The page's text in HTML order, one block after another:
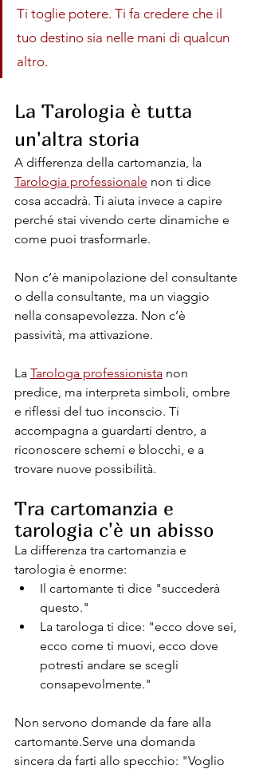
Ti toglie potere. Ti fa credere che il
tuo destino sia nelle mani di qualcun
altro.
La Tarologia è tutta
un'altra storia
A differenza della cartomanzia, la
Tarologia professionale non ti dice
cosa accadrà. Ti aiuta invece a capire
perché stai vivendo certe dinamiche e
come puoi trasformarle.
Non c’è manipolazione del consultante
o della consultante, ma un viaggio
nella consapevolezza. Non c’è
passività, ma attivazione.
La Tarologa professionista non
predice, ma interpreta simboli, ombre
e riflessi del tuo inconscio. Ti
accompagna a guardarti dentro, a
riconoscere schemi e blocchi, e a
trovare nuove possibilità.
Tra cartomanzia e
tarologia c'è un abisso
La differenza tra cartomanzia e
tarologia è enorme:
Il cartomante ti dice "succederà
questo."
La tarologa ti dice: "ecco dove sei,
ecco come ti muovi, ecco dove
potresti andare se scegli
consapevolmente."
Non servono domande da fare alla
cartomante.Serve una domanda
sincera da farti allo specchio: "Voglio